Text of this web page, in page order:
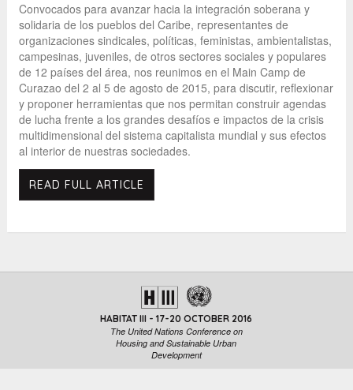
Convocados para avanzar hacia la integración soberana y
solidaria de los pueblos del Caribe, representantes de
organizaciones sindicales, políticas, feministas, ambientalistas,
campesinas, juveniles, de otros sectores sociales y populares
de 12 países del área, nos reunimos en el Main Camp de
Curazao del 2 al 5 de agosto de 2015, para discutir, reflexionar
y proponer herramientas que nos permitan construir agendas
de lucha frente a los grandes desafíos e impactos de la crisis
multidimensional del sistema capitalista mundial y sus efectos
al interior de nuestras sociedades.
READ FULL ARTICLE
HABITAT III - 17-20 OCTOBER 2016
The United Nations Conference on
Housing and Sustainable Urban
Development